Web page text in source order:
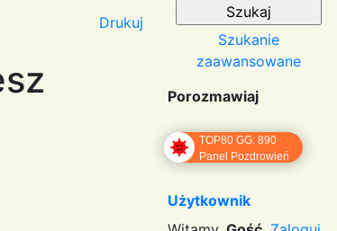
Drukuj
Szukanie
zaawansowane
Porozmawiaj
TOP80 GG: 890
Panel Pozdrowień
Użytkownik